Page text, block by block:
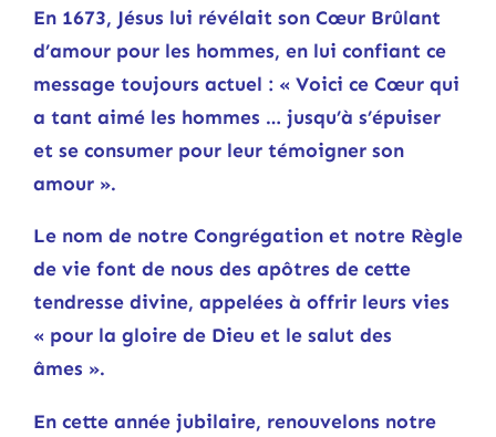
En 1673, Jésus lui révélait son Cœur Brûlant
d’amour pour les hommes, en lui confiant ce
message toujours actuel : « Voici ce Cœur qui
a tant aimé les hommes … jusqu’à s’épuiser
et se consumer pour leur témoigner son
amour ».
Le nom de notre Congrégation et notre Règle
de vie font de nous des apôtres de cette
tendresse divine, appelées à offrir leurs vies
« pour la gloire de Dieu et le salut des
âmes ».
En cette année jubilaire, renouvelons notre